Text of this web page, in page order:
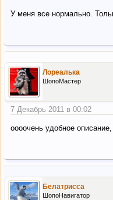
У меня все нормально.
Лореалька
ШопоМастер
7 Декабрь 2011 в 00:02
оооочень удобное
Белатрисса
ШопоНавигатор